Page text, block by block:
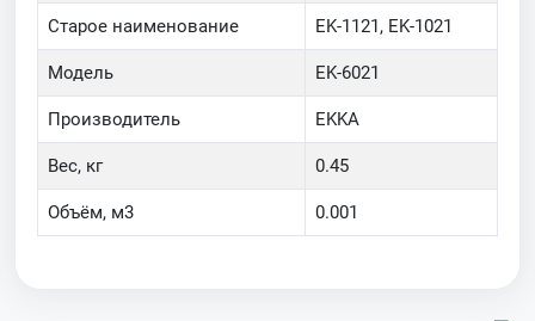
Старое наименование EK-1121, EK-1021
Модель EK-6021
Производитель EKKA
Вес, кг 0.45
Объём, м3 0.001